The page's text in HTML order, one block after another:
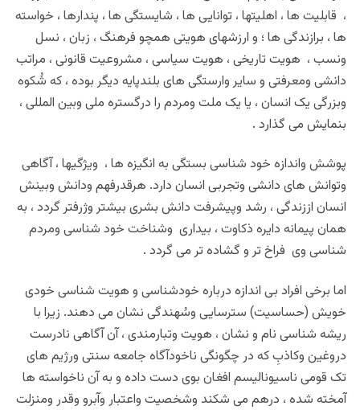
، قابلیت ها ، اهلیتها ، توانایی ها ، شایستگی ها ، پندارها ، خواسته
ها ، برازندگی ها ؛ و ارزشهای هویتی همچو فرهنگ ، زبان ، نسل
ونسب ، هویت تاریخی ، هویت سیاسی ، مشروعیت قانونی ، مراتب
دانشی ومعرفتی و سایر وارستگی های بلندپایه دیگر بوده ، که شُکوه
وبزرگی یک انسان ، یا یک ملت ومردم را درگستره ملی وبین المللی ،
بنمایش می گذارد .
پوشش واندازه خود شناسی بستگی به انگیزه ها ، ویژگیها ، آگاهی
وتوانش های دانشی وتجربی انسان دارد. هرقدرفهم ودانش وبینش
انسان اززندگی ، رشد وپیشرفت دانش بشری بیشتر وژرفتر گردد ، به
همان پیمانه دایره ذکاوت ، بیداری وشناخت خود شناسی ومردم
شناسی وی فراخ تر و گشاده تر می گردد .
اما برخی افراد بی اندازه درباره خودشناسی و هویت شناسی خودی
خویش (حساسیت) سترسایی وسُهندگی نشان می دهند. زیرا با
ریشه شناسی نام و نشان ، هویت وتبارمندی ، آن آگاهی نادرست
دروغین وکاذبِ که در چگونگی ناخودآگاه جامعه سنتی ورژیم های
تک قومی ناسیونالیسم افغان بوی دست داده و به آن ناخواسته ها
آمخته شده ، درهم می شکند وشخصیت واعتبار وآبرو وقدر ومنزلت